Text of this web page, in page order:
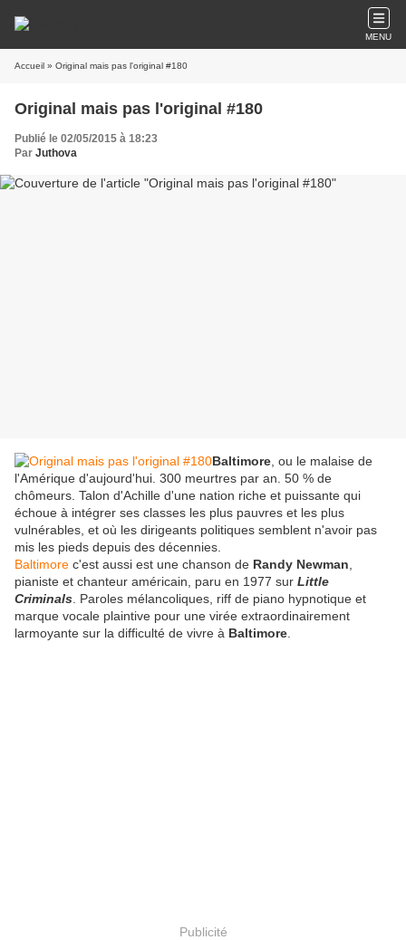
MENU
Accueil » Original mais pas l'original #180
Original mais pas l'original #180
Publié le 02/05/2015 à 18:23
Par Juthova
Baltimore , ou le malaise de
l'Amérique d'aujourd'hui. 300 meurtres par an. 50 % de
chômeurs. Talon d'Achille d'une nation riche et puissante qui
échoue à intégrer ses classes les plus pauvres et les plus
vulnérables, et où les dirigeants politiques semblent n'avoir pas
mis les pieds depuis des décennies.
Baltimore c'est aussi est une chanson de Randy Newman
pianiste et chanteur américain, paru en 1977 sur Little
Criminals . Paroles mélancoliques, riff de piano hypnotique et
marque vocale plaintive pour une virée extraordinairement
larmoyante sur la difficulté de vivre à Baltimore
Publicité